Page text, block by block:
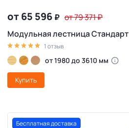
от 65 596 ₽ от 79 371₽
Модульная лестница Стандарт
1 отзыв
от 1980 до 3610 мм
Купить
Бесплатная доставка